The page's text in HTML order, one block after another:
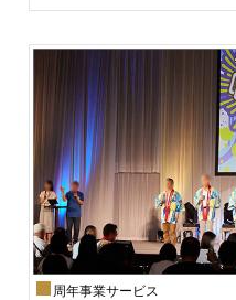
周年事業サービス